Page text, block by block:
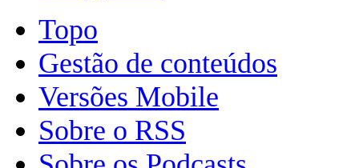
Topo
Gestão de conteúdos
Versões Mobile
Sobre o RSS